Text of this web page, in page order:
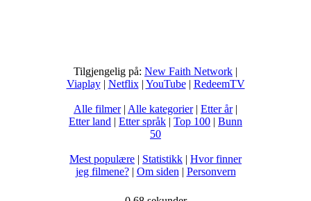
Tilgjengelig på: New Faith Network |
Viaplay| Netflix| YouTube| RedeemTV
Alle filmer| Alle kategorier| Etter år|
Etter land | Etter språk | Top 100 | Bunn
50
Mest populære | Statistikk | Hvor finner
jeg filmene?| Om siden | Personvern